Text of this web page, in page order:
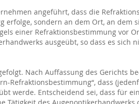
angeführt, dass die
sondern an dem Ort, an dem
einer Refraktionsbestimmung vor
ausgeübt, so dass es sich
Nach Auffassung des Gerichts
Refraktionsbestimmung“, dass
werde. Entscheidend sei, dass für